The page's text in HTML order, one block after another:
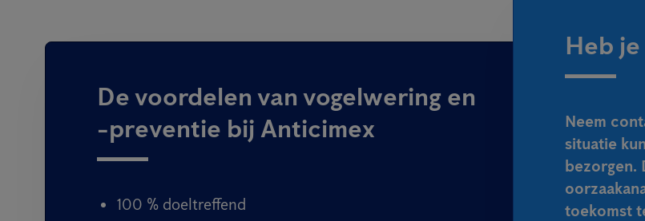
De voordelen van vogelwering en
-preventie bij Anticimex
100 % doeltreffend
Heb
Neem
situatie
bezorgen.
toekomst